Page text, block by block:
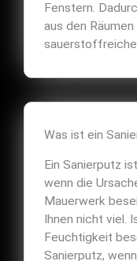
Fenstern.
aus den
Was ist ein
Ein Sanierputz
wenn die
Mauerwerk
Ihnen nicht viel.
Feuchtigkeit
Sanierputz,